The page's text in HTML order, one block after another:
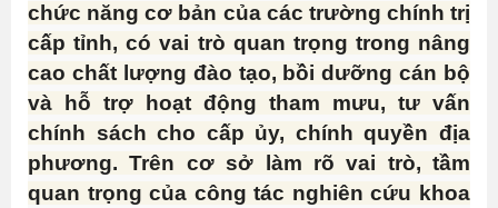
chức năng cơ bản của các trường chính trị
cấp tỉnh, có vai trò quan trọng trong nâng
cao chất lượng đào tạo, bồi dưỡng cán bộ
và hỗ trợ hoạt động tham mưu, tư vấn
chính sách cho cấp ủy, chính quyền địa
phương. Trên cơ sở làm rõ vai trò, tầm
quan trọng của công tác nghiên cứu khoa